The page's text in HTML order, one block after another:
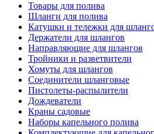
Товары для полива
Шланги для полива
Катушки и тележки для
Держатели для шлангов
Направляющие для шлангов
Тройники и разветвители
Хомуты для шлангов
Соединители шланговые
Пистолеты-распылители
Дождеватели
Краны садовые
Наборы капельного полива